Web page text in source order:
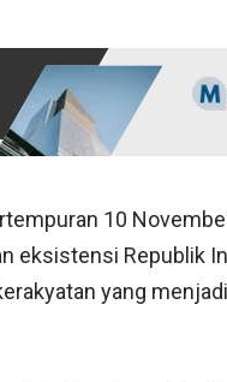
10
eksistensi Republik
yang